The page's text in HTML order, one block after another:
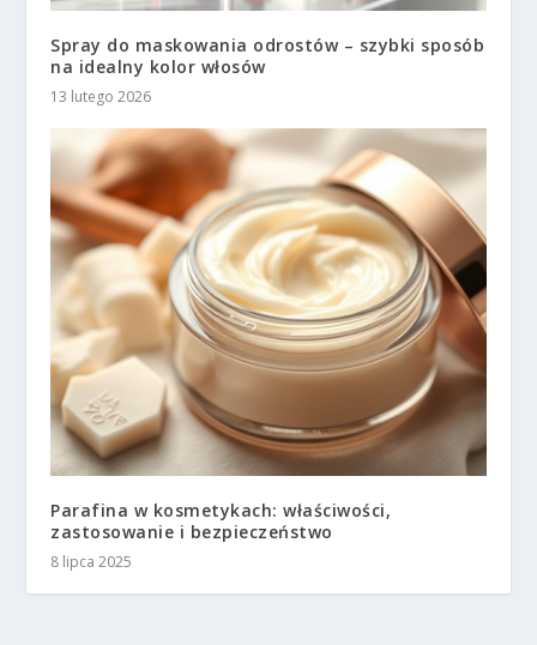
Spray do maskowania odrostów – szybki sposób
na idealny kolor włosów
13 lutego 2026
Parafina w kosmetykach: właściwości,
zastosowanie i bezpieczeństwo
8 lipca 2025